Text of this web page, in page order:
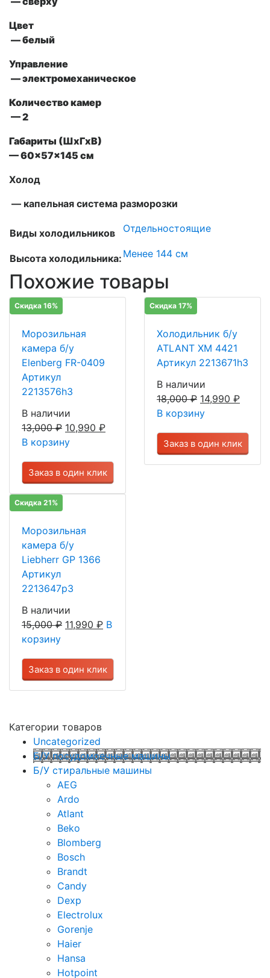
Цвет
— белый
Управление
— электромеханическое
Количество камер
— 2
Габариты (ШxГxВ)
— 60x57x145 см
Холод
— капельная система разморозки
Виды холодильников Отдельностоящие
Высота холодильника: Менее 144 см
Похожие товары
Скидка 16%
Морозильная
камера б/у
Elenberg FR-0409
Артикул
2213576h3
В наличии
13,000₽ 10,990 ₽
В корзину
Заказ в один клик
Скидка 17%
Холодильник б/у
ATLANT ХМ 4421
Артикул 2213671h3
В наличии
18,000₽ 14,990 ₽
В корзину
Заказ в один клик
Скидка 21%
Морозильная
камера б/у
Liebherr GP 1366
Артикул
2213647р3
В наличии
15,000₽ 11,990 ₽ В
корзину
Заказ в один клик
Категории товаров
Uncategorized
Б/У посудомоечные машины
Б/У стиральные машины
AEG
Ardo
Atlant
Beko
Blomberg
Bosch
Brandt
Candy
Dexp
Electrolux
Gorenje
Haier
Hansa
Hotpoint